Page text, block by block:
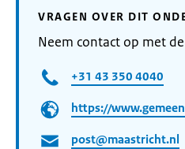
VRAGEN OVER DIT
Neem contact op met
+31 43 350 4040
https://
post@maastricht.nl